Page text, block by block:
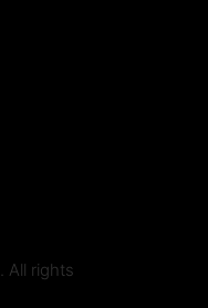
. All rights